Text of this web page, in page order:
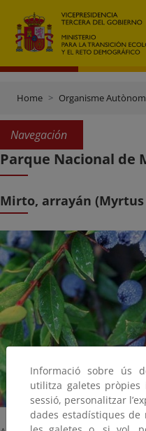
Home Organisme
Navegación
Parque Nacional de
Mirto, arrayán
Informació sobre ús
utilitza galetes
sessió, personalitzar
dades estadístiques de